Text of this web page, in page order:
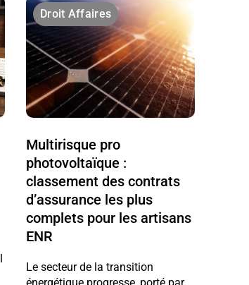
Droit Affaires
Multirisque pro
photovoltaïque :
classement des contrats
d’assurance les plus
complets pour les artisans
ENR
Le secteur de la transition